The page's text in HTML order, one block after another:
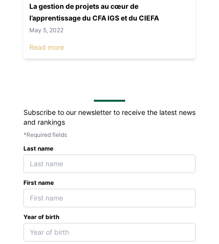
La gestion de projets au cœur de
l’apprentissage du CFA IGS et du CIEFA
May 5, 2022
Read more
Subscribe to our newsletter to receive the latest news
and rankings
*Required fields
Last name
First name
Year of birth